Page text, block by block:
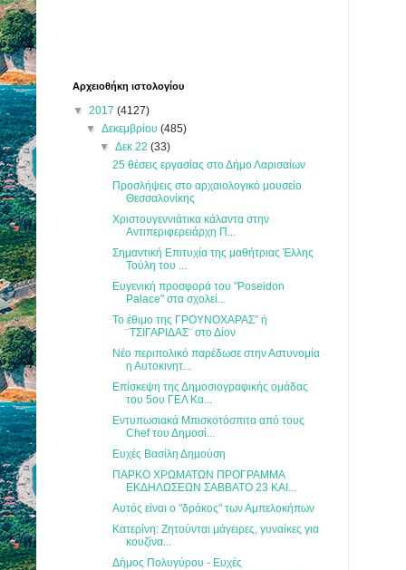
Αρχειοθήκη ιστολογίου
▼ 2017 (4127)
▼Δεκεμβρίου(485)
▼ Δεκ 22 (33)
25 θέσεις εργασίας στο Δήμο Λαρισαίων
Προσλήψεις στο αρχαιολογικό μουσείο
Θεσσαλονίκης
Χριστουγεννιάτικα κάλαντα στην
Αντιπεριφερειάρχη Π...
Σημαντική Επιτυχία της μαθήτριας Έλλης
Τούλη του ...
Ευγενική προσφορά του "Poseidon
Palace" στα σχολεί...
Το έθιμο της ΓΡΟΥΝΟΧΑΡΑΣ” ή
¨ΤΣΙΓΑΡΙΔΑΣ¨ στο Δίον
Νέο περιπολικό παρέδωσε στην Αστυνομία
η Αυτοκινητ...
Επίσκεψη της Δημοσιογραφικής ομάδας
του 5ου ΓΕΛ Κα...
Εντυπωσιακά Μπισκοτόσπιτα από τους
Chef του Δημοσί...
Ευχές Βασίλη Δημούση
ΠΑΡΚΟ ΧΡΩΜΑΤΩΝ ΠΡΟΓΡΑΜΜΑ
ΕΚΔΗΛΩΣΕΩΝ ΣΑΒΒΑΤΟ 23 ΚΑΙ...
Αυτός είναι ο "δράκος" των Αμπελοκήπων
Κατερίνη: Ζητούνται μάγειρες, γυναίκες για
κουζίνα...
Δήμος Πολυγύρου - Ευχές